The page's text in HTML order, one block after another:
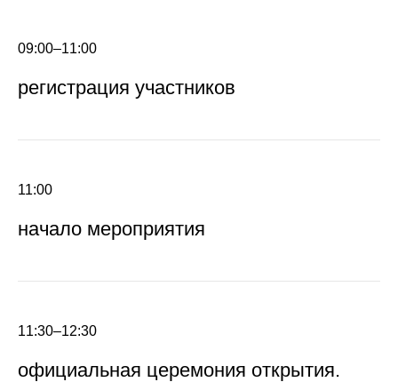
09:00–11:00
регистрация участников
11:00
начало мероприятия
11:30–12:30
официальная церемония открытия.